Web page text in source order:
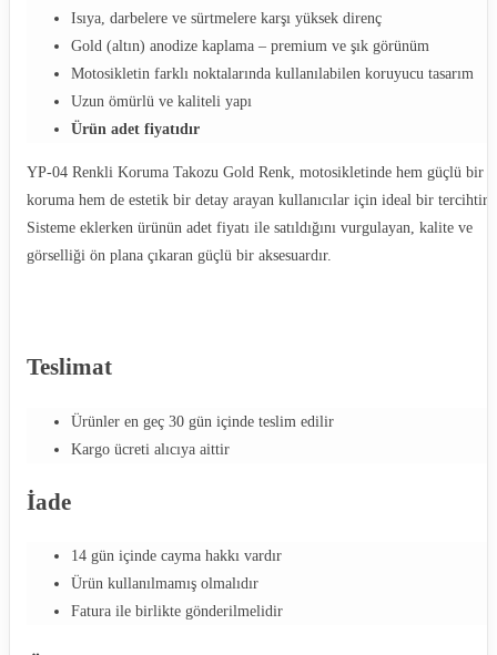
Isıya, darbelere ve sürtmelere karşı yüksek direnç
Gold (altın) anodize kaplama – premium ve şık görünüm
Motosikletin farklı noktalarında kullanılabilen koruyucu tasarım
Uzun ömürlü ve kaliteli yapı
Ürün adet fiyatıdır
YP-04 Renkli Koruma Takozu Gold Renk, motosikletinde hem güçlü bir
koruma hem de estetik bir detay arayan kullanıcılar için ideal bir tercihtir.
Sisteme eklerken ürünün adet fiyatı ile satıldığını vurgulayan, kalite ve
görselliği ön plana çıkaran güçlü bir aksesuardır.
Teslimat
Ürünler en geç 30 gün içinde teslim edilir
Kargo ücreti alıcıya aittir
İade
14 gün içinde cayma hakkı vardır
Ürün kullanılmamış olmalıdır
Fatura ile birlikte gönderilmelidir